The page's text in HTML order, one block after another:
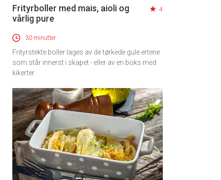
Frityrboller med mais, aioli og
vårlig pure
4
30 minutter
Frityrstekte boller lages av de tørkede gule ertene
som står innerst i skapet - eller av en boks med
kikerter.